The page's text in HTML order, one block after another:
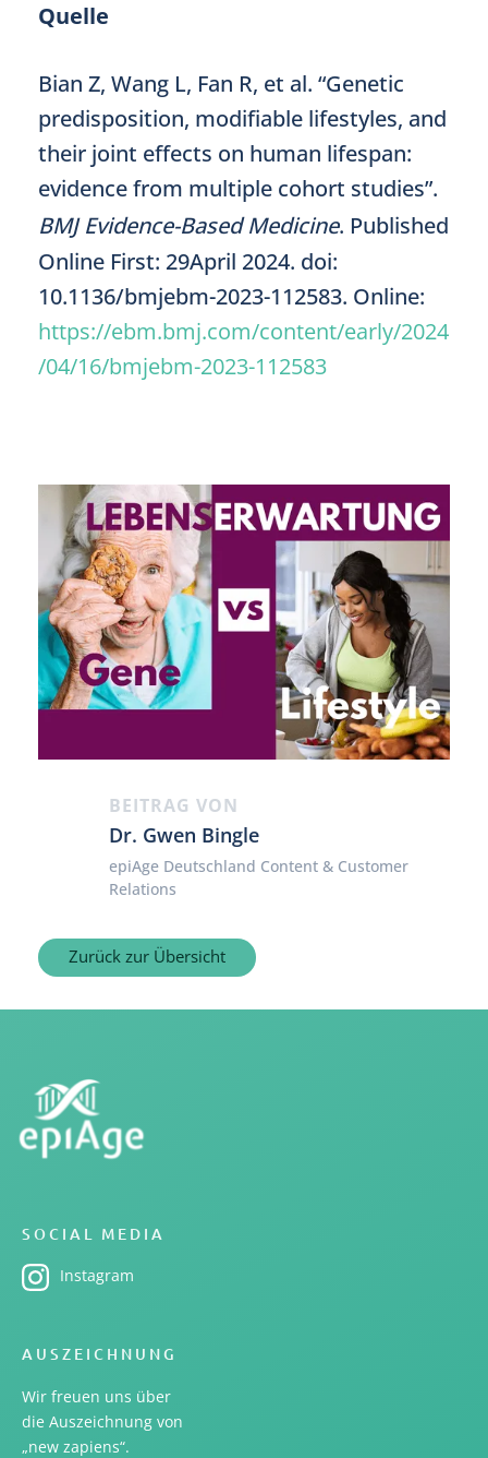
Quelle
Bian Z, Wang L, Fan R, et al. “Genetic
predisposition, modifiable lifestyles, and
their joint effects on human lifespan:
evidence from multiple cohort studies”.
BMJ Evidence-Based Medicine. Published
Online First: 29April 2024. doi:
10.1136/bmjebm-2023-112583. Online:
https://ebm.bmj.com/content/early/2024
/04/16/bmjebm-2023-112583
BEITRAG VON
Dr. Gwen Bingle
epiAge Deutschland Content & Customer
Relations
Zurück zur Übersicht
SOCIAL MEDIA
Instagram
AUSZEICHNUNG
Wir freuen uns über
die Auszeichnung von
„new zapiens“.